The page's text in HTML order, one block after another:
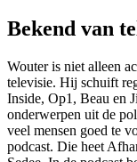
Bekend van
Wouter is niet alleen
televisie. Hij schuift
Inside, Op1, Beau en
onderwerpen uit de
veel mensen goed te
podcast. Die heet